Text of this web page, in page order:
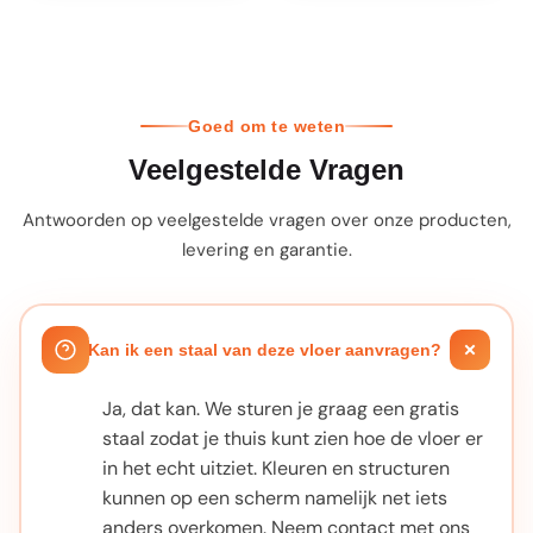
Goed om te weten
Veelgestelde Vragen
Antwoorden op veelgestelde vragen over onze producten,
levering en garantie.
Kan ik een staal van deze vloer aanvragen?
Ja, dat kan. We sturen je graag een gratis
staal zodat je thuis kunt zien hoe de vloer er
in het echt uitziet. Kleuren en structuren
kunnen op een scherm namelijk net iets
anders overkomen. Neem contact met ons